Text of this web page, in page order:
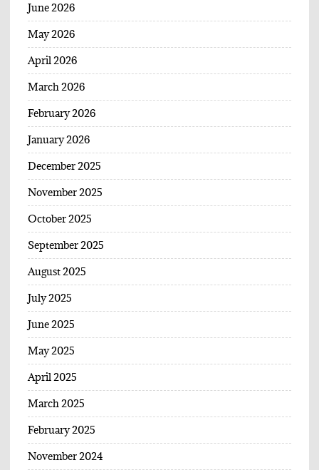
June 2026
May 2026
April 2026
March 2026
February 2026
January 2026
December 2025
November 2025
October 2025
September 2025
August 2025
July 2025
June 2025
May 2025
April 2025
March 2025
February 2025
November 2024